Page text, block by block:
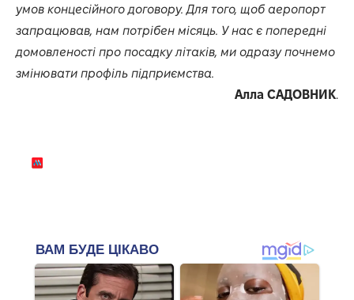
умов концесійного договору. Для того, щоб аеропорт
запрацював, нам потрібен місяць. У нас є попередні
домовленості про посадку літаків, ми одразу почнемо
змінювати профіль підприємства.
Алла САДОВНИК.